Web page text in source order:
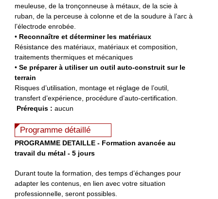
meuleuse, de la tronçonneuse à métaux, de la scie à
ruban, de la perceuse à colonne et de la soudure à l’arc à
l’électrode enrobée.
• Reconnaître et déterminer les matériaux
Résistance des matériaux, matériaux et composition,
traitements thermiques et mécaniques
• Se préparer à utiliser un outil auto-construit sur le
terrain
Risques d’utilisation, montage et réglage de l’outil,
transfert d’expérience, procédure d’auto-certification.
Prérequis : aucun
Programme détaillé
PROGRAMME DETAILLE - Formation avancée au
travail du métal - 5 jours
Durant toute la formation, des temps d’échanges pour
adapter les contenus, en lien avec votre situation
professionnelle, seront possibles.